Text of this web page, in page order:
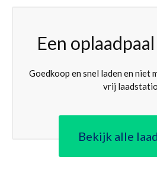
Een
Goedkoop en snel laden en niet
vrij
Bekijk alle